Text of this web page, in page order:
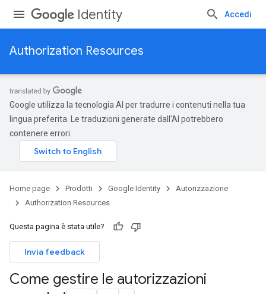
Identity Accedi
Authorization Resources
Google utilizza la tecnologia AI per tradurre i contenuti nella tua
lingua preferita. Le traduzioni generate dall'AI potrebbero
contenere errori.
Home page Prodotti Google Identity
Autorizzazione
Authorization Resources
Questa pagina è stata utile?
Invia feedback
Come gestire le autorizzazioni